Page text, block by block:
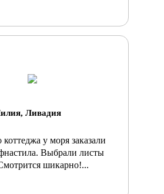
Ливадия
коттеджа у моря заказали
Выбрали листы
шикарно!...